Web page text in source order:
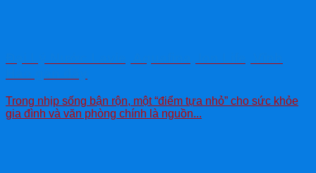
Trong nhịp sống bận rộn, một “điểm tựa nhỏ” cho sức khỏe
gia đình và văn phòng chính là nguồn...